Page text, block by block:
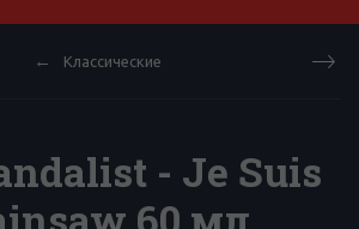
Классические
- Je Suis